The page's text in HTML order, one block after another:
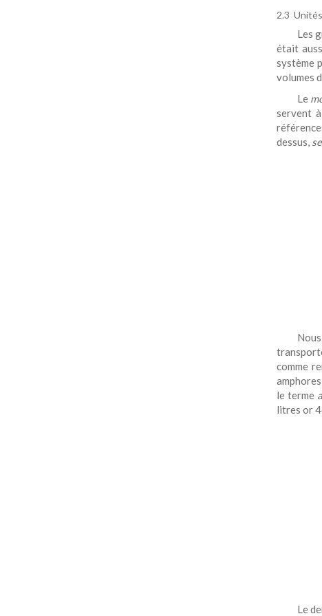
2.3
Les
était
système
volumes
Le
servent
dessus,
comme
le terme
litres or
Le